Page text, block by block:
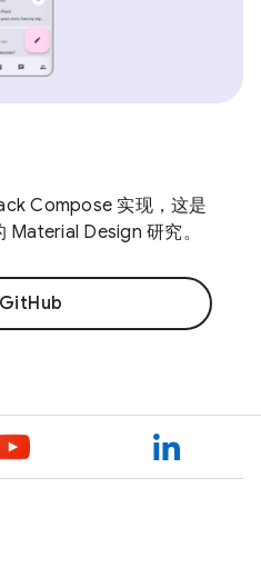
Compose 实现，这是
Material Design 研究。